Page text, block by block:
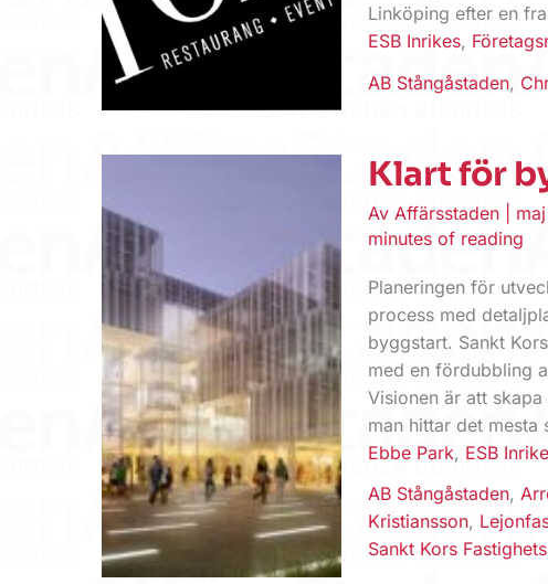
Linköping efter en
ESB Inrikes,
AB Stångåstaden,
Klart för
AvAffärsstaden
minutes of reading
Planeringen för
process med
byggstart. Sankt
med en fördubbling
Visionen är att
man hittar det
Ebbe Park, ESB
AB Stångåstaden,
Kristiansson,
Sankt Kors